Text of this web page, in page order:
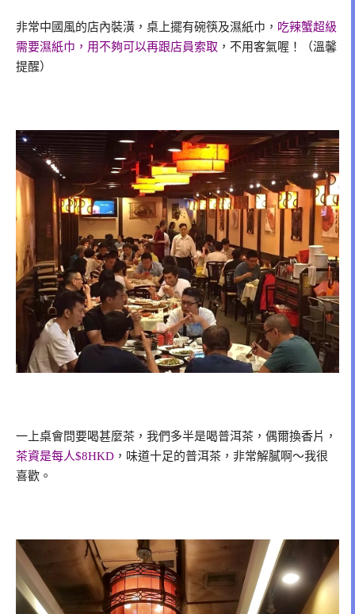
非常中國風的店內裝潢，桌上擺有碗筷及濕紙巾， 吃辣蟹超級
需要濕紙巾，用不夠可以再跟店員索取 ，不用客氣喔！（溫馨
提醒）
一上桌會問要喝甚麼茶，我們多半是喝普洱茶，偶爾換香片，
茶資是每人$8HKD ，味道十足的普洱茶，非常解膩啊～我很
喜歡。